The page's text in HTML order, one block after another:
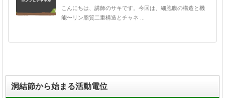
こんにちは、講師のサキです。今回は、細胞膜の構造と機
能〜リン脂質二重構造とチャネ ...
洞結節から始まる活動電位